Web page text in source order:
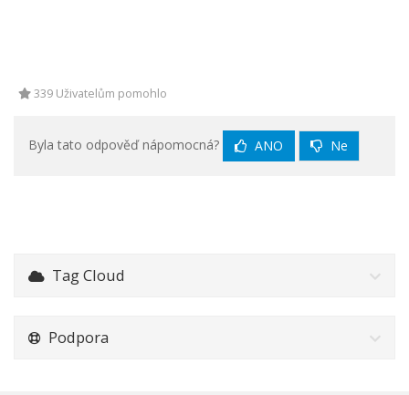
339 Uživatelům pomohlo
Byla tato odpověď nápomocná? ANO Ne
Tag Cloud
Podpora